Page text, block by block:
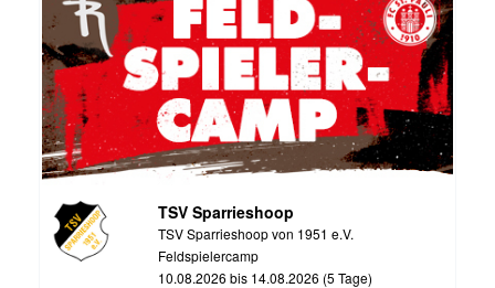
TSV Sparrieshoop
TSV Sparrieshoop von 1951 e.V.
Feldspielercamp
10.08.2026 bis 14.08.2026 (5 Tage)